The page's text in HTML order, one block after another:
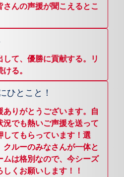
んの声援が聞こえるとこ
て、優勝に貢献する。リ
る。
ひとこと！
りがとうございます。自
でも熱いご声援を送って
てもらっています！選
ルーのみなさんが一体と
は格別なので、今シーズ
くお願いします！！